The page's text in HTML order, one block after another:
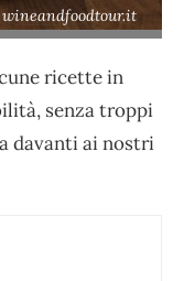
wineandfoodtour.it
ricette in
senza troppi
davanti ai nostri